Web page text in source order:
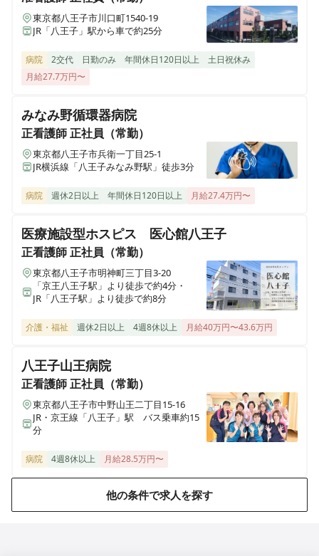
東京都八王子市川口町1540-19
JR「八王子」駅から車で約25分
病院 2交代 日勤のみ 年間休日120日以上
土日祝休み
月給27.7万円〜
みなみ野循環器病院
正看護師正社員（常勤）
東京都八王子市兵衛一丁目25-1
JR横浜線「八王子みなみ野駅」徒歩3分
病院 週休2日以上 年間休日120日以上 月給27.4万円〜
医療施設型ホスピス 医心館八王子
正看護師正社員（常勤）
東京都八王子市明神町三丁目3-20
「京王八王子駅」より徒歩で約4分・
JR「八王子駅」より徒歩で約8分
介護・福祉 週休2日以上 4週8休以上 月給40万円〜43.6万円
八王子山王病院
正看護師正社員（常勤）
東京都八王子市中野山王二丁目15-16
JR・京王線「八王子」駅 バス乗車約15
分
病院 4週8休以上 月給28.5万円〜
他の条件で求人を探す